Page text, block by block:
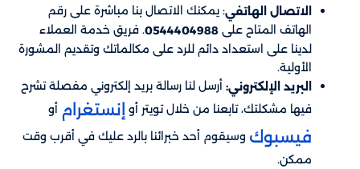
الاتصال الهاتفي: يمكنك الاتصال بنا مباشرة على رقم
الهاتف المتاح على 0544404988. فريق خدمة العملاء
لدينا على استعداد دائم للرد على مكالماتك وتقديم المشورة
الأولية.
البريد الإلكتروني: أرسل لنا رسالة بريد إلكتروني مفصلة تشرح
فيها مشكلتك، تابعنا من خلال تويتر أو إنستغرام أو
فيسبوك وسيقوم أحد خبرائنا بالرد عليك في أقرب وقت
ممكن.